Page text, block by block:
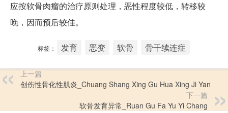
应按软骨肉瘤的治疗原则处理，恶性程度较低，转移较
晚，因而预后较佳。
标签： 发育 恶变 软骨 骨干续连症
上一篇
创伤性骨化性肌炎_Chuang Shang Xing Gu Hua Xing Ji Yan
下一篇
软骨发育异常_Ruan Gu Fa Yu Yi Chang